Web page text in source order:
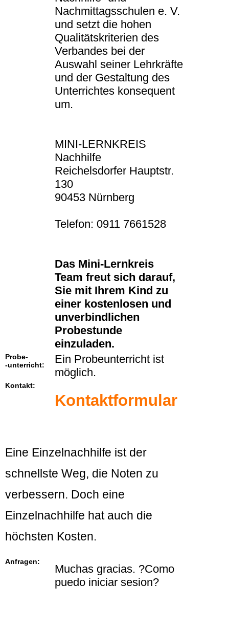
Nachmittagsschulen e. V.
und setzt die hohen
Qualitätskriterien des
Verbandes bei der
Auswahl seiner Lehrkräfte
und der Gestaltung des
Unterrichtes konsequent
um.
MINI-LERNKREIS
Nachhilfe
Reichelsdorfer Hauptstr.
130
90453 Nürnberg
Telefon: 0911 7661528
Das Mini-Lernkreis
Team freut sich darauf,
Sie mit Ihrem Kind zu
einer kostenlosen und
unverbindlichen
Probestunde
einzuladen.
Probe-
-unterricht:
Ein Probeunterricht ist
möglich.
Kontakt:
Kontaktformular
Eine Einzelnachhilfe ist der
schnellste Weg, die Noten zu
verbessern. Doch eine
Einzelnachhilfe hat auch die
höchsten Kosten.
Anfragen:
Muchas gracias. ?Como
puedo iniciar sesion?